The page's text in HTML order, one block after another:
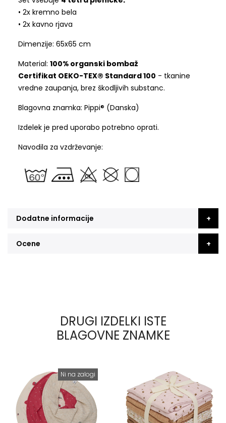
• 2x kremno bela
• 2x kavno rjava
Dimenzije: 65x65 cm
Material: 100% organski bombaž
Certifikat OEKO-TEX® Standard 100 - tkanine
vredne zaupanja, brez škodljivih substanc.
Blagovna znamka: Pippi® (Danska)
Izdelek je pred uporabo potrebno oprati.
Navodila za vzdrževanje:
Dodatne informacije
Ocene
DRUGI IZDELKI ISTE
BLAGOVNE ZNAMKE
Ni na zalogi